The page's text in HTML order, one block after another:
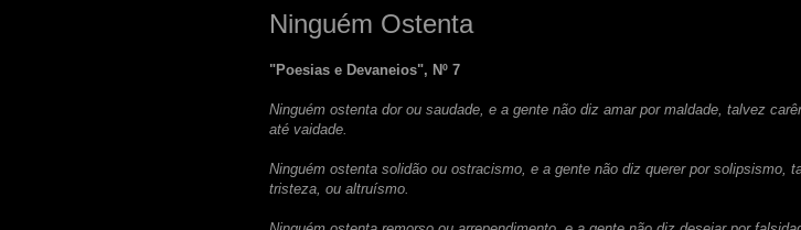
Ninguém Ostenta
"Poesias e Devaneios", Nº 7
Ninguém ostenta dor ou saudade, e a gente não diz amar por maldade, talvez
até vaidade.
Ninguém ostenta solidão ou ostracismo, e a gente não diz querer por solipsismo,
tristeza, ou altruísmo.